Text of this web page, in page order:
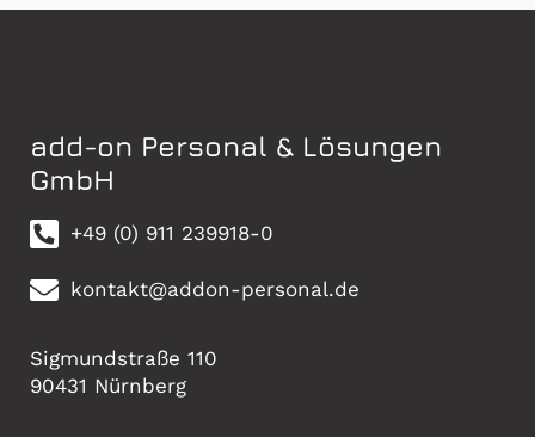
add-on Personal & Lösungen
GmbH
+49 (0) 911 239918-0
kontakt@addon-personal.de
Sigmundstraße 110
90431 Nürnberg